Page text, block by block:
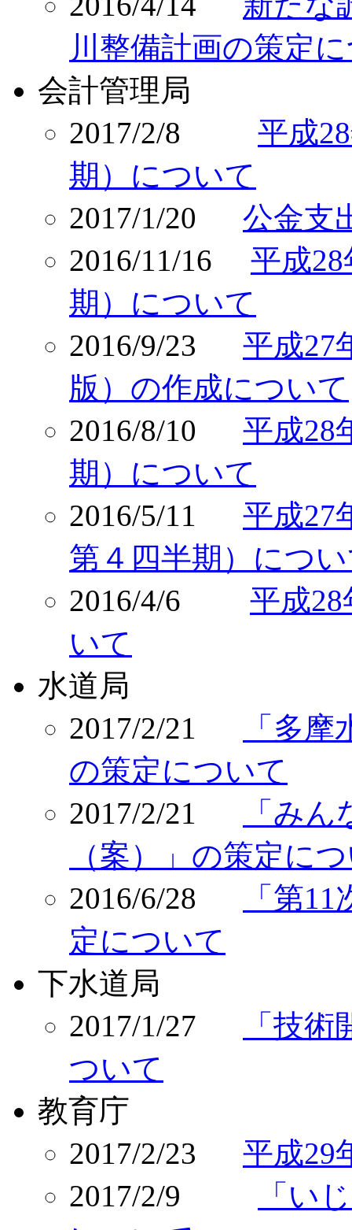
川整備計画の策定
会計管理局
2017/2/8 平成
期）について
2017/1/20 公金支
2016/11/16 平成
期）について
2016/9/23 平成27
版）の作成について
2016/8/10 平成28
期）について
2016/5/11 平成27
第４四半期）につ
2016/4/6 平成
いて
水道局
2017/2/21
「多
の策定について
2017/2/21
「み
（案）」の策定に
2016/6/28
「第
定について
下水道局
2017/1/27
「技
ついて
教育庁
2017/2/23 平成29
2017/2/9
「い